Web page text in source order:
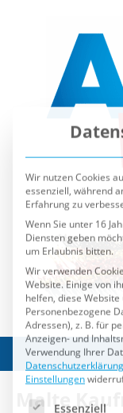
Malte
Wir nutzen Cookies
essenziell, während
Wenn Sie unter 16
um Erlaubnis bitten.
Wir verwenden
Website. Einige von
helfen, diese Website
Personenbezogene
Adressen), z. B. für
Anzeigen- und
Datenschutzerklärung
Einstellungen
Es folgt eine
Essenziell
Externe